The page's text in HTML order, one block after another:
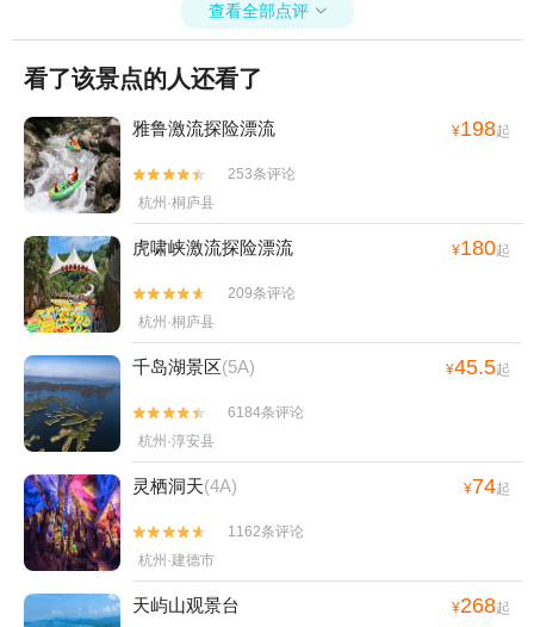
查看全部点评 
看了该景点的人还看了
雅鲁激流探险漂流 ¥198起


253条评论
杭州·桐庐县
虎啸峡激流探险漂流 ¥180起


209条评论
杭州·桐庐县
千岛湖景区(5A) ¥45.5起


6184条评论
杭州·淳安县
灵栖洞天(4A) ¥74起


1162条评论
杭州·建德市
天屿山观景台 ¥268起